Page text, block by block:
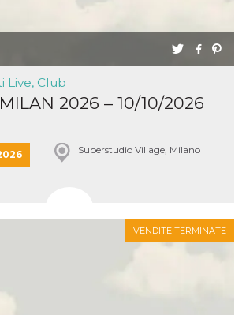
Live, Club
2026 – 10/10/2026
Superstudio Village, Milano
VENDITE TERMINATE